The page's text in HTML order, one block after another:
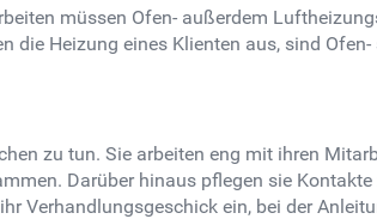
müssen Ofen- außerdem
die Heizung eines Klienten aus, sind
zu tun. Sie arbeiten eng mit ihren
Darüber hinaus pflegen sie
Verhandlungsgeschick ein, bei der